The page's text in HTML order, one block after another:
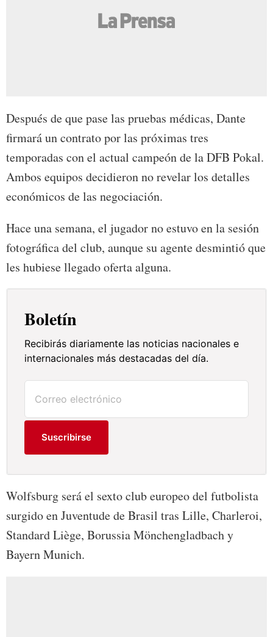
Después de que pase las pruebas médicas, Dante
firmará un contrato por las próximas tres
temporadas con el actual campeón de la DFB Pokal.
Ambos equipos decidieron no revelar los detalles
económicos de las negociación.
Hace una semana, el jugador no estuvo en la sesión
fotográfica del club, aunque su agente desmintió que
les hubiese llegado oferta alguna.
Boletín
Recibirás diariamente las noticias nacionales e
internacionales más destacadas del día.
Suscribirse
Wolfsburg será el sexto club europeo del futbolista
surgido en Juventude de Brasil tras Lille, Charleroi,
Standard Liège, Borussia Mönchengladbach y
Bayern Munich.